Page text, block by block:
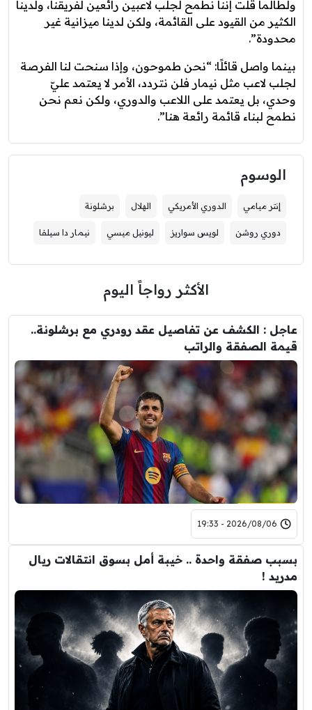
ولطالما قلت إننا نطمح لجلب لاعبين رائعين لفريقنا، ولدينا
الكثير من القيود على القائمة، ولكن لدينا ميزانية غير
محدودة”.
بينما واصل قائلًا: “نحن طموحون، وإذا سنحت لنا الفرصة
لجلب لاعب مثل نيمار فلن نتردد، الأمر لا يعتمد عليّ
وحدي، بل يعتمد على اللاعب والدوري، ولكن نعم نحن
نطمح لبناء قائمة رائعة هنا”.
الوسوم
إنتر ميامي الدوري الأمريكي الهلال برشلونة
دوري روشن لويس سواريز ليونيل ميسي نيمار دا سيلفا
الأكثر رواجاً اليوم
عاجل : الكشف عن تفاصيل عقد رودري مع برشلونة..
قيمة الصفقة والراتب
2026/08/06 - 19:33
بسبب صفقة واحدة .. خيبة أمل بسوق انتقالات ريال
مدريد !